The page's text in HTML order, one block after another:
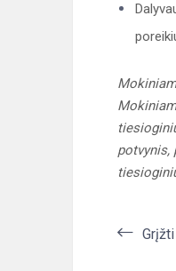
potvynis,
Grįžti